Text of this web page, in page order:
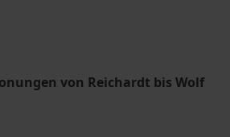
von Reichardt bis Wolf